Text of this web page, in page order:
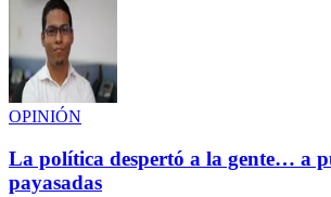
OPINIÓN
La política despertó a la gente… a
payasadas